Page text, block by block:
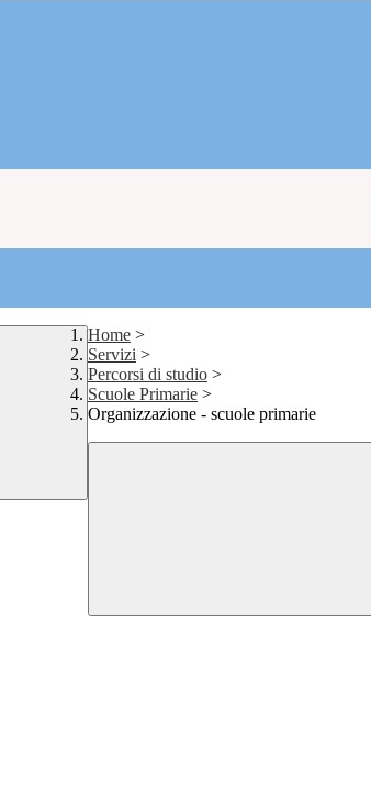
Home >
Servizi >
Percorsi di studio >
Scuole Primarie >
Organizzazione - scuole primarie